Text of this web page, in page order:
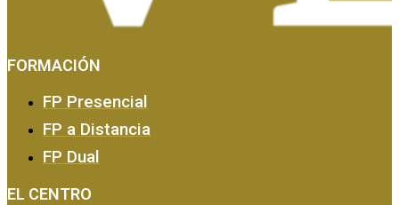
FORMACIÓN
FP Presencial
FP a Distancia
FP Dual
EL CENTRO